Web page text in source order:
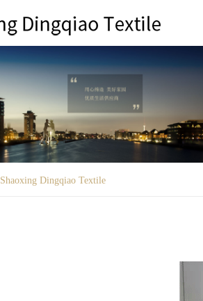
Shaoxing Dingqiao Textile